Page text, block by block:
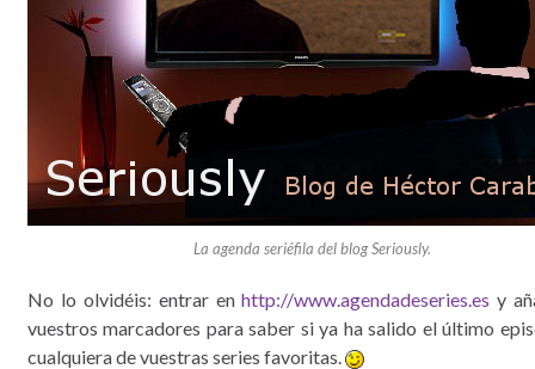
La agenda seriéfila del blog Seriously.
No lo olvidéis: entrar enhttp://www.agendadeseries.es y
vuestros marcadores para saber si ya ha salido el último
cualquiera de vuestras series favoritas.